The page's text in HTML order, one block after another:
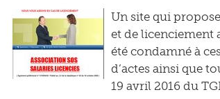
Un site qui
et de licenciement
été condamné à
d’actes ainsi que
19 avril 2016 du